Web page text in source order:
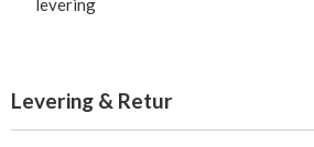
levering
Levering & Retur